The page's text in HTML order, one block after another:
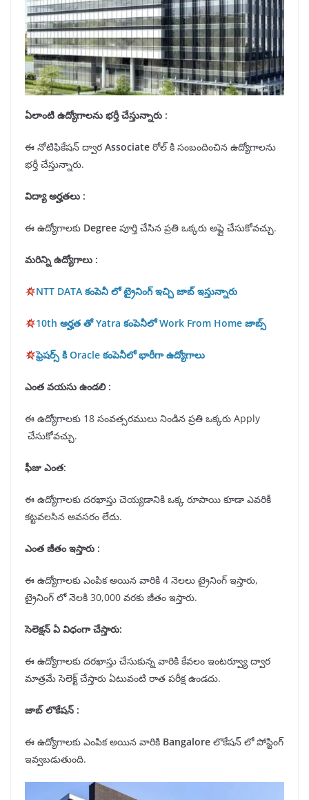
ఏలాంటి ఉద్యోగాలను భర్తీచేస్తున్నారు :
ఈ నోటిఫికేషన్ ద్వారAssociate రోల్ కి సంబందించిన ఉద్యోగాలను
భర్తీ చేస్తున్నారు.
విద్యా అర్హతలు :
ఈ ఉద్యోగాలకు Degree పూర్తి చేసిన ప్రతి ఒక్కరు అప్లై చేసుకోవచ్చు.
మరిన్ని ఉద్యోగాలు :
NTT DATA కంపెనీ లో ట్రైనింగ్ ఇచ్చి జాబ్ ఇస్తున్నారు
10th అర్హత తో Yatra కంపెనీలో Work From Home జాబ్స్
ఫ్రెషర్స్ కి Oracle కంపెనీలో భారీగా ఉద్యోగాలు
ఎంత వయసు ఉండలి :
ఈ ఉద్యోగాలకు 18 సంవత్సరములు నిండిన ప్రతి ఒక్కరు Apply
చేసుకోవచ్చు.
ఫీజు ఎంత:
ఈ ఉద్యోగాలకు దరఖాస్తు చెయ్యడానికి ఒక్క రూపాయి కూడా ఎవరికీ
కట్టవలసిన అవసరం లేదు.
ఎంత జీతం ఇస్తారు :
ఈ ఉద్యోగాలకు ఎంపిక అయిన వారికి 4 నెలలు ట్రైనింగ్ ఇస్తారు,
ట్రైనింగ్ లో నెలకి 30,000 వరకు జీతం ఇస్తారు.
సెలెక్షన్ ఏ విధంగా చేస్తారు:
ఈ ఉద్యోగాలకు దరఖాస్తు చేసుకున్న వారికి కేవలం ఇంటర్వ్యూ ద్వార
మాత్రమే సెలెక్ట్ చేస్తారు ఏటువంటి రాత పరీక్ష ఉండదు.
జాబ్ లొకేషన్ :
ఈ ఉద్యోగాలకు ఎంపిక అయిన వారికి Bangalore లొకేషన్ లో పోస్టింగ్
ఇవ్వబడుతుంది.